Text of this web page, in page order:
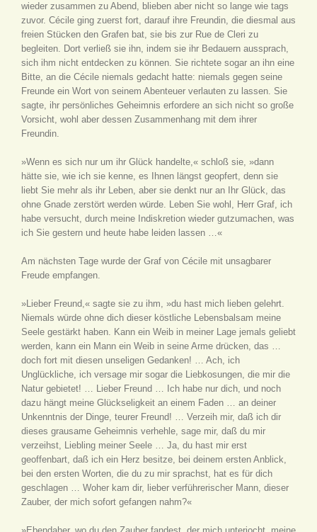
wieder zusammen zu Abend, blieben aber nicht so lange wie tags
zuvor. Cécile ging zuerst fort, darauf ihre Freundin, die diesmal aus
freien Stücken den Grafen bat, sie bis zur Rue de Cleri zu
begleiten. Dort verließ sie ihn, indem sie ihr Bedauern aussprach,
sich ihm nicht entdecken zu können. Sie richtete sogar an ihn eine
Bitte, an die Cécile niemals gedacht hatte: niemals gegen seine
Freunde ein Wort von seinem Abenteuer verlauten zu lassen. Sie
sagte, ihr persönliches Geheimnis erfordere an sich nicht so große
Vorsicht, wohl aber dessen Zusammenhang mit dem ihrer
Freundin.
»Wenn es sich nur um ihr Glück handelte,« schloß sie, »dann
hätte sie, wie ich sie kenne, es Ihnen längst geopfert, denn sie
liebt Sie mehr als ihr Leben, aber sie denkt nur an Ihr Glück, das
ohne Gnade zerstört werden würde. Leben Sie wohl, Herr Graf, ich
habe versucht, durch meine Indiskretion wieder gutzumachen, was
ich Sie gestern und heute habe leiden lassen …«
Am nächsten Tage wurde der Graf von Cécile mit unsagbarer
Freude empfangen.
»Lieber Freund,« sagte sie zu ihm, »du hast mich lieben gelehrt.
Niemals würde ohne dich dieser köstliche Lebensbalsam meine
Seele gestärkt haben. Kann ein Weib in meiner Lage jemals geliebt
werden, kann ein Mann ein Weib in seine Arme drücken, das …
doch fort mit diesen unseligen Gedanken! … Ach, ich
Unglückliche, ich versage mir sogar die Liebkosungen, die mir die
Natur gebietet! … Lieber Freund … Ich habe nur dich, und noch
dazu hängt meine Glückseligkeit an einem Faden … an deiner
Unkenntnis der Dinge, teurer Freund! … Verzeih mir, daß ich dir
dieses grausame Geheimnis verhehle, sage mir, daß du mir
verzeihst, Liebling meiner Seele … Ja, du hast mir erst
geoffenbart, daß ich ein Herz besitze, bei deinem ersten Anblick,
bei den ersten Worten, die du zu mir sprachst, hat es für dich
geschlagen … Woher kam dir, lieber verführerischer Mann, dieser
Zauber, der mich sofort gefangen nahm?«